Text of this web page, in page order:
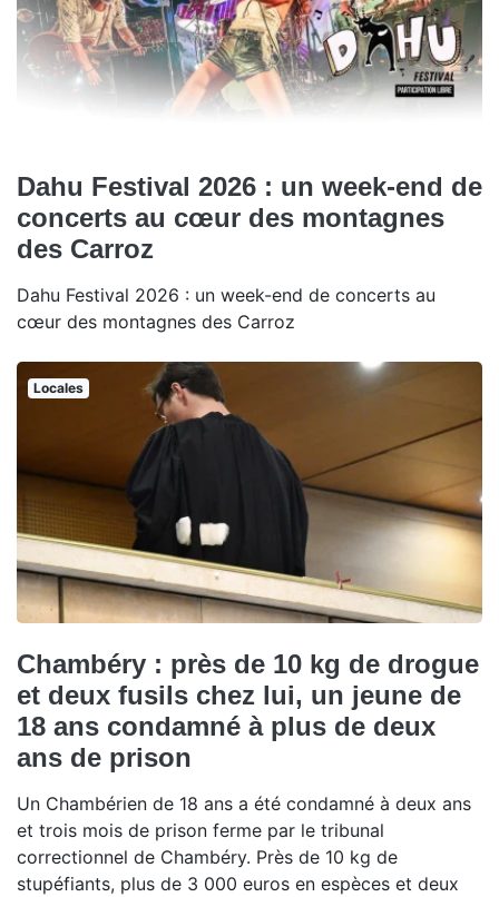
Dahu Festival 2026 : un week-end de
concerts au cœur des montagnes
des Carroz
Dahu Festival 2026 : un week-end de concerts au
cœur des montagnes des Carroz
Locales
Chambéry : près de 10 kg de drogue
et deux fusils chez lui, un jeune de
18 ans condamné à plus de deux
ans de prison
Un Chambérien de 18 ans a été condamné à deux ans
et trois mois de prison ferme par le tribunal
correctionnel de Chambéry. Près de 10 kg de
stupéfiants, plus de 3 000 euros en espèces et deux